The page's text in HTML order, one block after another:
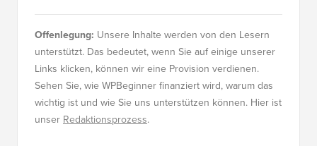
Offenlegung: Unsere Inhalte werden von den Lesern
unterstützt. Das bedeutet, wenn Sie auf einige unserer
Links klicken, können wir eine Provision verdienen.
Sehen Sie, wie WPBeginner finanziert wird, warum das
wichtig ist und wie Sie uns unterstützen können. Hier ist
unserRedaktionsprozess.